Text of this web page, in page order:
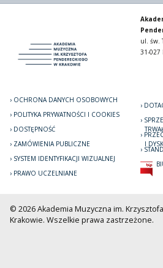
ul. św.
31-027
OCHRONA DANYCH OSOBOWYCH
POLITYKA PRYWATNOŚCI I COOKIES
DOSTĘPNOŚĆ
ZAMÓWIENIA PUBLICZNE
SYSTEM IDENTYFIKACJI WIZUALNEJ
PRAWO UCZELNIANE
I
© 2026 Akademia Muzyczna im.
Krakowie. Wszelkie prawa zastrzeżone.